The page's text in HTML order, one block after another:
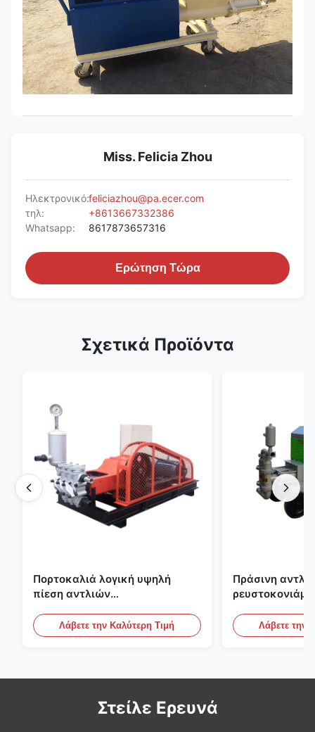
Miss. Felicia Zhou
Ηλεκτρονικό:feliciazhou@pa.ecer.com
τηλ:
+8613667332386
Whatsapp:
8617873657316
Ερώτηση Τώρα
Σχετικά Προϊόντα
Πορτοκαλιά λογική υψηλή
πίεση αντλιών
του ISO που εμποτίζει την
αντλία
Λάβετε την Καλύτερη Τιμή
Πράσινη
πατωμάτων
Λάβετε την
Στείλε Ερευνά